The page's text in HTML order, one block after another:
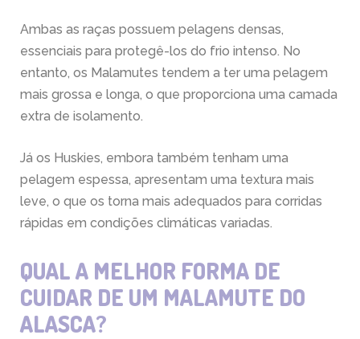
Ambas as raças possuem pelagens densas,
essenciais para protegê-los do frio intenso. No
entanto, os Malamutes tendem a ter uma pelagem
mais grossa e longa, o que proporciona uma camada
extra de isolamento.
Já os Huskies, embora também tenham uma
pelagem espessa, apresentam uma textura mais
leve, o que os torna mais adequados para corridas
rápidas em condições climáticas variadas.
QUAL A MELHOR FORMA DE
CUIDAR DE UM MALAMUTE DO
ALASCA?